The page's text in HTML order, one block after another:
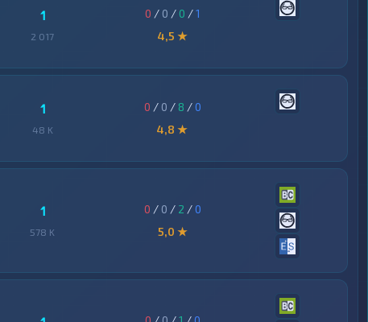
1
2 017
0 / 0 / 0 /1
4,5 ★
1
48 K
0 / 0 / 8 /0
4,8 ★
1
578 K
0 / 0 / 2 /0
5,0 ★